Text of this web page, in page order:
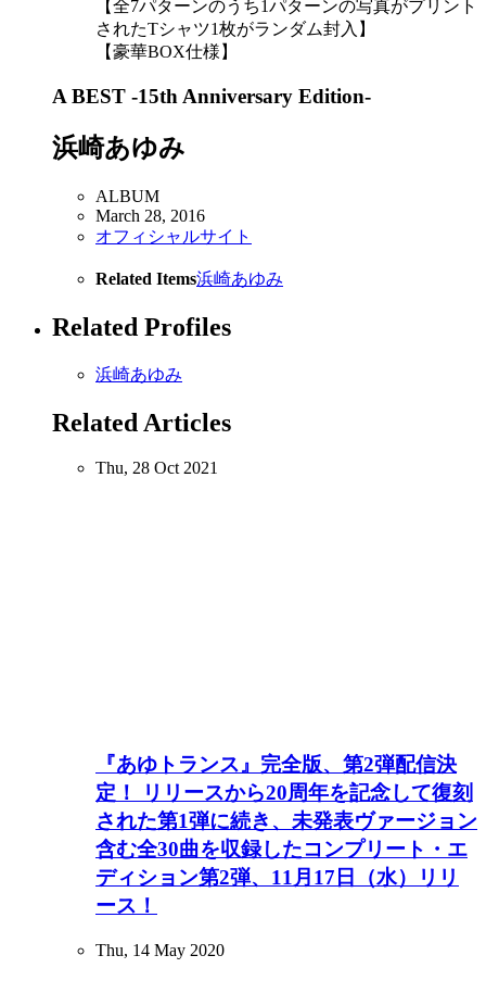
【全7パターンのうち1パターンの写真がプリント
されたTシャツ1枚がランダム封入】
【豪華BOX仕様】
A BEST -15th Anniversary Edition-
浜崎あゆみ
ALBUM
March 28, 2016
オフィシャルサイト
Related Items浜崎あゆみ
Related Profiles
浜崎あゆみ
Related Articles
Thu, 28 Oct 2021
『あゆトランス』完全版、第2弾配信決
定！ リリースから20周年を記念して復刻
された第1弾に続き、未発表ヴァージョン
含む全30曲を収録したコンプリート・エ
ディション第2弾、11月17日（水）リリ
ース！
Thu, 14 May 2020